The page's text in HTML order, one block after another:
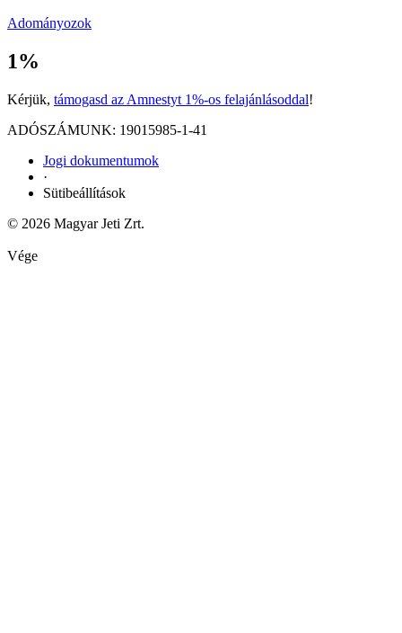
Adományozok
1%
Kérjük, támogasd az Amnestyt 1%-os felajánlásoddal!
ADÓSZÁMUNK: 19015985-1-41
Jogi dokumentumok
·
Sütibeállítások
© 2026 Magyar Jeti Zrt.
Vége